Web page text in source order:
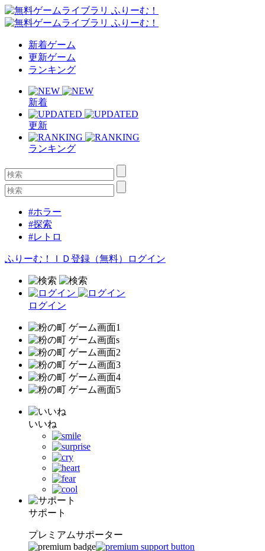
新着ゲーム
更新ゲーム
ランキング
新着
更新
ランキング
#ホラー
#探索
#レトロ
ふりーむ！ＩＤ登録（無料） ログイン
ログイン
いいね
サポート
プレミアムサポーター